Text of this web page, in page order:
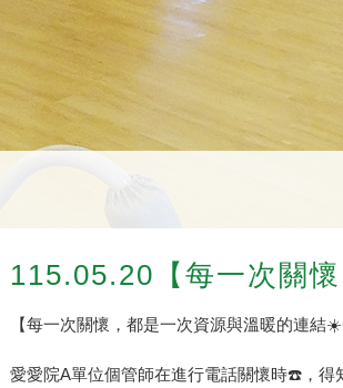
115.05.20【每一次關
【每一次關懷，都是一次資源與溫暖的連結
愛愛院A單位個管師在進行電話關懷時☎️，得